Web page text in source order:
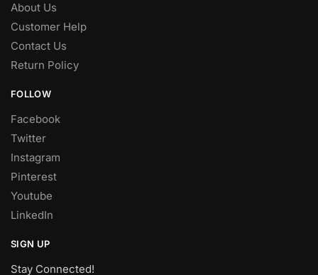
About Us
Customer Help
Contact Us
Return Policy
FOLLOW
Facebook
Twitter
Instagram
Pinterest
Youtube
LinkedIn
SIGN UP
Stay Connected!